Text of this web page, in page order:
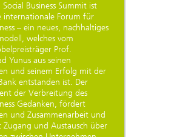
Business Summit ist
internationale Forum für
– ein neues, nachhaltiges
welches vom
Prof.
Yunus aus seinen
und seinem Erfolg mit der
entstanden ist. Der
der Verbreitung des
Gedanken, fördert
und Zusammenarbeit und
Zugang und Austausch über